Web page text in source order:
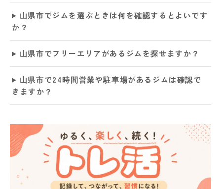
山県市でジムを選ぶときは何を確認するとよいです
か？
山県市でフリーエリアがあるジムを探せますか？
山県市で24時間営業や駐車場があるジムは確認で
きますか？